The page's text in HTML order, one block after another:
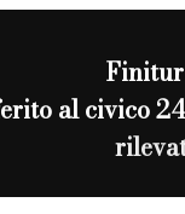
al civico